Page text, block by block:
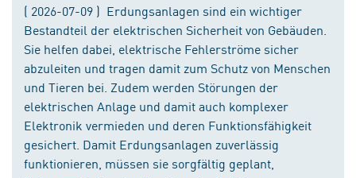
( 2026-07-09 ) Erdungsanlagen sind ein wichtiger
Bestandteil der elektrischen Sicherheit von Gebäuden.
Sie helfen dabei, elektrische Fehlerströme sicher
abzuleiten und tragen damit zum Schutz von Menschen
und Tieren bei. Zudem werden Störungen der
elektrischen Anlage und damit auch komplexer
Elektronik vermieden und deren Funktionsfähigkeit
gesichert. Damit Erdungsanlagen zuverlässig
funktionieren, müssen sie sorgfältig geplant,